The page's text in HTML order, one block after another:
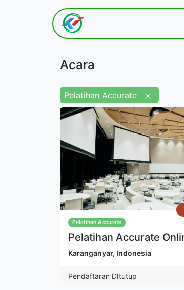
Acara
Pelatihan Accurate ×
Pelatihan Accurate
Pelatihan Accurate
Karanganyar, Indonesia
Pendaftaran DItutup